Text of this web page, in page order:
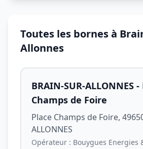
Toutes les bornes à
Allonnes
BRAIN-SUR-ALLONNES -
Champs de Foire
Place Champs de Foire,
ALLONNES
Opérateur : Bouygues Energies